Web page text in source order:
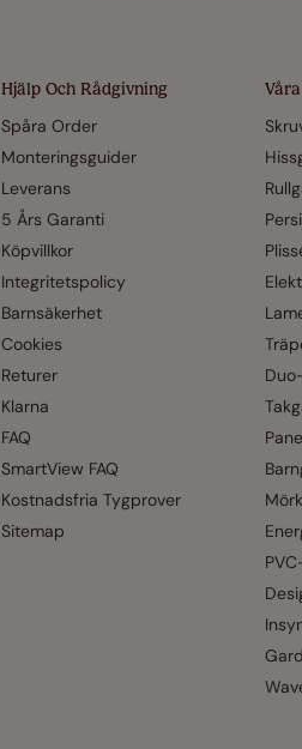
Hjälp Och Rådgivning
Spåra Order
Monteringsguider
Leverans
5 Års Garanti
Köpvillkor
Integritetspolicy
Barnsäkerhet
Cookies
Returer
Klarna
FAQ
SmartView FAQ
Kostnadsfria Tygprover
Sitemap